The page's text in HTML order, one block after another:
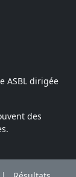
ASBL dirigée
des